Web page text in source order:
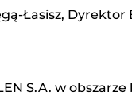
Łasisz, Dyrektor
S.A. w